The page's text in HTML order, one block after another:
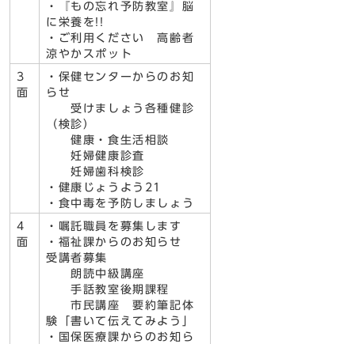
・『もの忘れ予防教室』脳
に栄養を!!
・ご利用ください 高齢者
涼やかスポット
3
面
・保健センターからのお知
らせ
受けましょう各種健診
（検診）
健康・食生活相談
妊婦健康診査
妊婦歯科検診
・健康じょうよう21
・食中毒を予防しましょう
4
面
・嘱託職員を募集します
・福祉課からのお知らせ
受講者募集
朗読中級講座
手話教室後期課程
市民講座 要約筆記体
験「書いて伝えてみよう」
・国保医療課からのお知ら